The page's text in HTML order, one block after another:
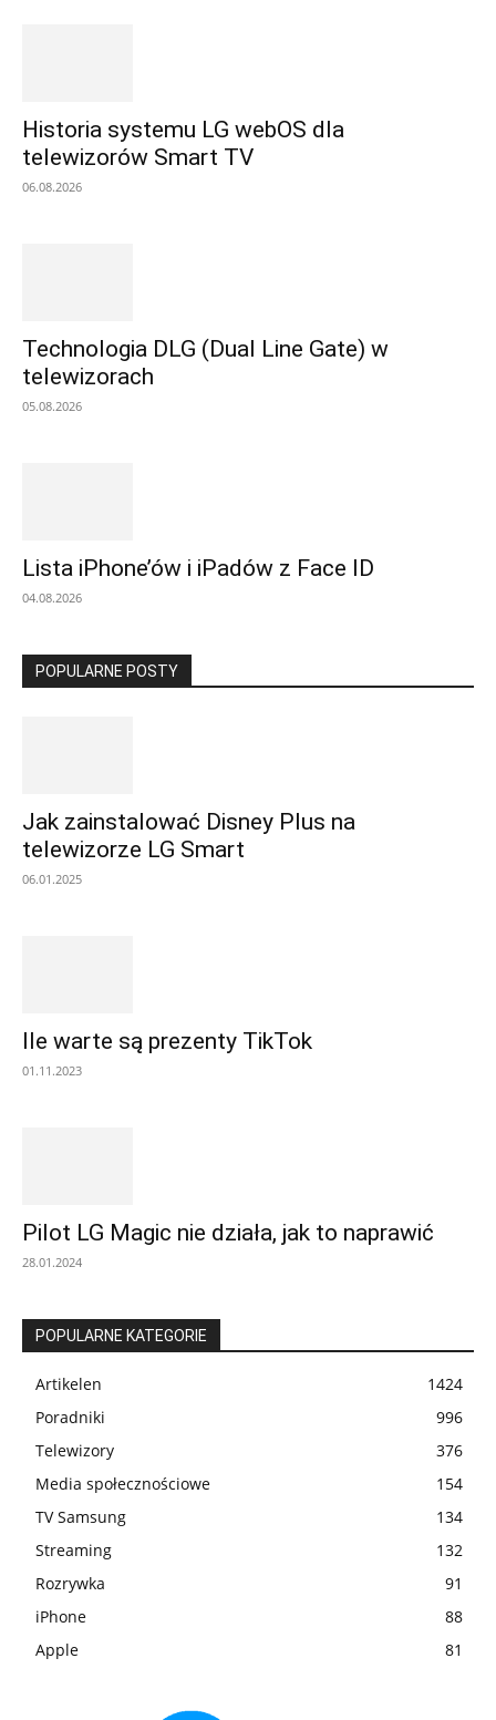
Historia systemu LG webOS dla
telewizorów Smart TV
06.08.2026
Technologia DLG (Dual Line Gate) w
telewizorach
05.08.2026
Lista iPhone’ów i iPadów z Face ID
04.08.2026
POPULARNE POSTY
Jak zainstalować Disney Plus na
telewizorze LG Smart
06.01.2025
Ile warte są prezenty TikTok
01.11.2023
Pilot LG Magic nie działa, jak to naprawić
28.01.2024
POPULARNE KATEGORIE
Artikelen
1424
Poradniki
996
Telewizory
376
Media społecznościowe
154
TV Samsung
134
Streaming
132
Rozrywka
91
iPhone
88
Apple
81